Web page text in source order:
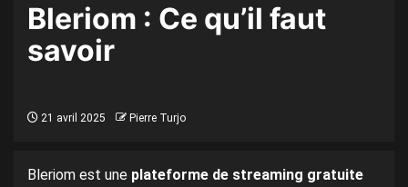
Bleriom : Ce qu’il faut
savoir
21 avril 2025 Pierre Turjo
Bleriom est une plateforme de streaming gratuite